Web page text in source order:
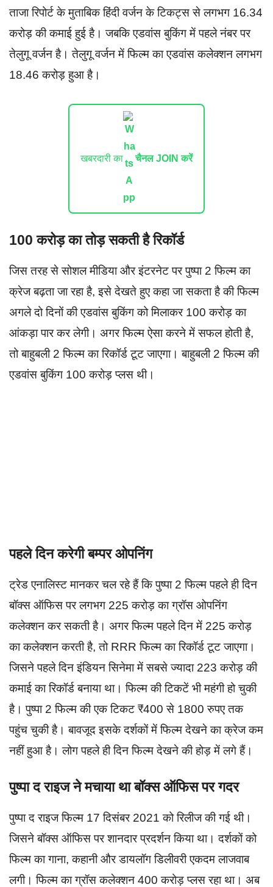
ताजा रिपोर्ट के मुताबिक हिंदी वर्जन के टिकट्स से लगभग 16.34
करोड़ की कमाई हुई है। जबकि एडवांस बुकिंग में पहले नंबर पर
तेलुगू वर्जन है। तेलुगू वर्जन में फिल्म का एडवांस कलेक्शन लगभग
18.46 करोड़ हुआ है।
खबरदारी का चैनल JOIN करें
100 करोड़ का तोड़ सकती है रिकॉर्ड
जिस तरह से सोशल मीडिया और इंटरनेट पर पुष्पा 2 फिल्म का
क्रेज बढ़ता जा रहा है, इसे देखते हुए कहा जा सकता है की फिल्म
अगले दो दिनों की एडवांस बुकिंग को मिलाकर 100 करोड़ का
आंकड़ा पार कर लेगी। अगर फिल्म ऐसा करने में सफल होती है,
तो बाहुबली 2 फिल्म का रिकॉर्ड टूट जाएगा। बाहुबली 2 फिल्म की
एडवांस बुकिंग 100 करोड़ प्लस थी।
पहले दिन करेगी बम्पर ओपनिंग
ट्रेड एनालिस्ट मानकर चल रहे हैं कि पुष्पा 2 फिल्म पहले ही दिन
बॉक्स ऑफिस पर लगभग 225 करोड़ का ग्रॉस ओपनिंग
कलेक्शन कर सकती है। अगर फिल्म पहले दिन में 225 करोड़
का कलेक्शन करती है, तो RRR फिल्म का रिकॉर्ड टूट जाएगा।
जिसने पहले दिन इंडियन सिनेमा में सबसे ज्यादा 223 करोड़ की
कमाई का रिकॉर्ड बनाया था। फिल्म की टिकटें भी महंगी हो चुकी
है। पुष्पा 2 फिल्म की एक टिकट ₹400 से 1800 रुपए तक
पहुंच चुकी है। बावजूद इसके दर्शकों में फिल्म देखने का क्रेज कम
नहीं हुआ है। लोग पहले ही दिन फिल्म देखने की होड़ में लगे हैं।
पुष्पा द राइज ने मचाया था बॉक्स ऑफिस पर गदर
पुष्पा द राइज फिल्म 17 दिसंबर 2021 को रिलीज की गई थी।
जिसने बॉक्स ऑफिस पर शानदार प्रदर्शन किया था। दर्शकों को
फिल्म का गाना, कहानी और डायलॉग डिलीवरी एकदम लाजवाब
लगी। फिल्म का ग्रॉस कलेक्शन 400 करोड़ प्लस रहा था। अब